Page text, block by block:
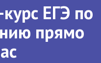
ЕГЭ по
прямо